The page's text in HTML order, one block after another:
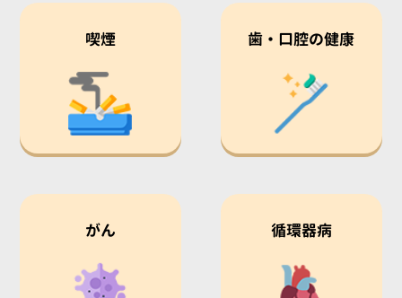
喫煙 歯・口腔の健康
がん 循環器病